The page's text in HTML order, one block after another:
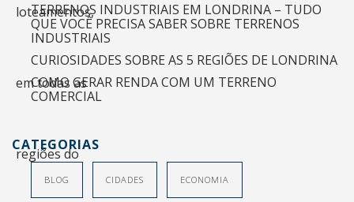
TERRENOS INDUSTRIAIS EM LONDRINA – TUDO
QUE VOCÊ PRECISA SABER SOBRE TERRENOS
INDUSTRIAIS
CURIOSIDADES SOBRE AS 5 REGIÕES DE LONDRINA
COMO GERAR RENDA COM UM TERRENO
COMERCIAL
CATEGORIAS
BLOG CIDADES ECONOMIA